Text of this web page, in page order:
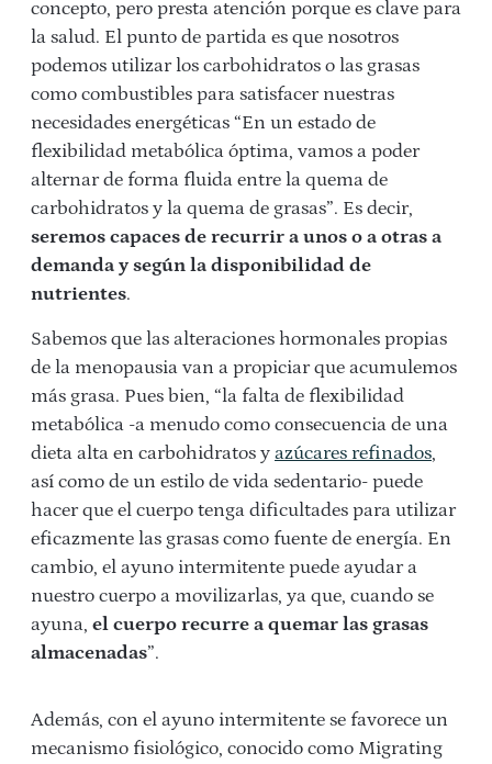
concepto, pero presta atención porque es clave para
la salud. El punto de partida es que nosotros
podemos utilizar los carbohidratos o las grasas
como combustibles para satisfacer nuestras
necesidades energéticas “En un estado de
flexibilidad metabólica óptima, vamos a poder
alternar de forma fluida entre la quema de
carbohidratos y la quema de grasas”. Es decir,
seremos capaces de recurrir a unos o a otras a
demanda y según la disponibilidad de
nutrientes.
Sabemos que las alteraciones hormonales propias
de la menopausia van a propiciar que acumulemos
más grasa. Pues bien, “la falta de flexibilidad
metabólica -a menudo como consecuencia de una
dieta alta en carbohidratos y azúcares refinados,
así como de un estilo de vida sedentario- puede
hacer que el cuerpo tenga dificultades para utilizar
eficazmente las grasas como fuente de energía. En
cambio, el ayuno intermitente puede ayudar a
nuestro cuerpo a movilizarlas, ya que, cuando se
ayuna, el cuerpo recurre a quemar las grasas
almacenadas”.
Además, con el ayuno intermitente se favorece un
mecanismo fisiológico, conocido como Migrating